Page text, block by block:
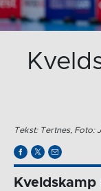
Tekst: Tertnes, Foto: